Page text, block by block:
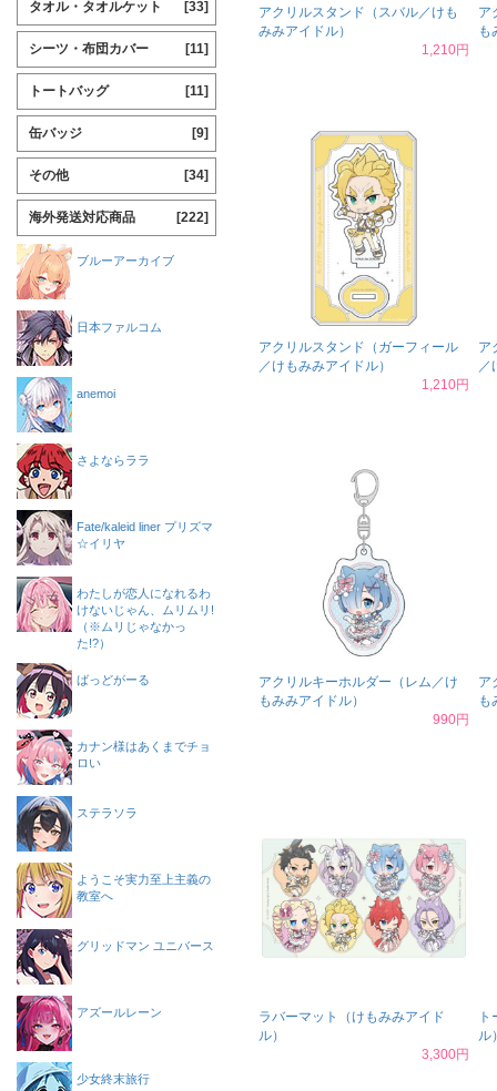
アクリルスタンド（スバル／けも
みみアイドル）
1,210円
ア
も
アクリルスタンド（ガーフィール
／けもみみアイドル）
1,210円
ア
／
アクリルキーホルダー（レム／け
もみみアイドル）
990円
ア
も
ラバーマット（けもみみアイド
ル）
3,300円
ル
タオル・タオルケット [33]
シーツ・布団カバー [11]
トートバッグ [11]
缶バッジ [9]
その他 [34]
海外発送対応商品 [222]
ブルーアーカイブ
日本ファルコム
anemoi
さよならララ
Fate/kaleid liner プリズマ
☆イリヤ
わたしが恋人になれるわ
けないじゃん、ムリムリ!
（※ムリじゃなかっ
た!?）
ばっどがーる
カナン様はあくまでチョ
ロい
ステラソラ
ようこそ実力至上主義の
教室へ
グリッドマン ユニバース
アズールレーン
少女終末旅行